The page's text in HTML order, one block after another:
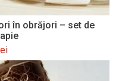
în obrăjori – set de